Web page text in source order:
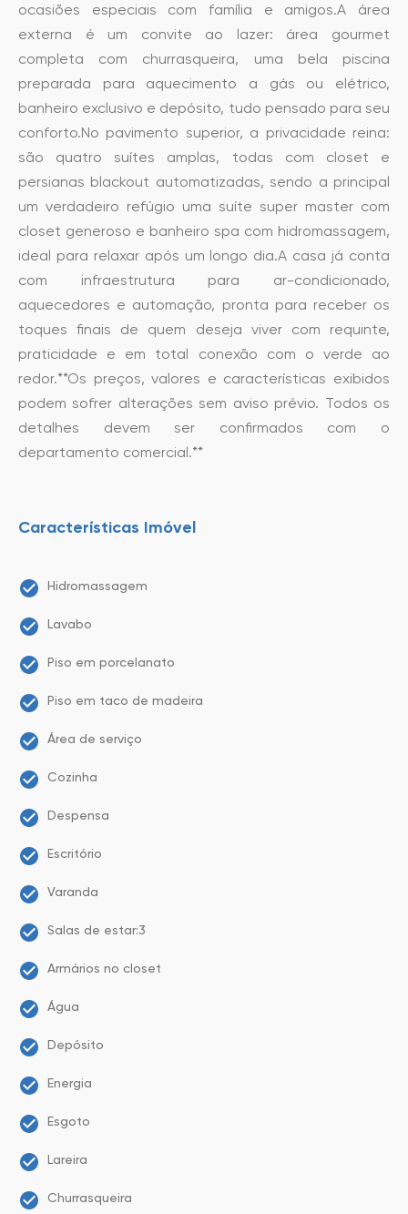
ocasiões especiais com família e amigos.A área
externa é um convite ao lazer: área gourmet
completa com churrasqueira, uma bela piscina
preparada para aquecimento a gás ou elétrico,
banheiro exclusivo e depósito, tudo pensado para seu
conforto.No pavimento superior, a privacidade reina:
são quatro suítes amplas, todas com closet e
persianas blackout automatizadas, sendo a principal
um verdadeiro refúgio uma suíte super master com
closet generoso e banheiro spa com hidromassagem,
ideal para relaxar após um longo dia.A casa já conta
com infraestrutura para ar-condicionado,
aquecedores e automação, pronta para receber os
toques finais de quem deseja viver com requinte,
praticidade e em total conexão com o verde ao
redor.**Os preços, valores e características exibidos
podem sofrer alterações sem aviso prévio. Todos os
detalhes devem ser confirmados com o
departamento comercial.**
Características Imóvel
Hidromassagem
Lavabo
Piso em porcelanato
Piso em taco de madeira
Área de serviço
Cozinha
Despensa
Escritório
Varanda
Salas de estar:3
Armários no closet
Água
Depósito
Energia
Esgoto
Lareira
Churrasqueira